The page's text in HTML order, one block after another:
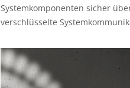
Systemkomponenten sicher
verschlüsselte